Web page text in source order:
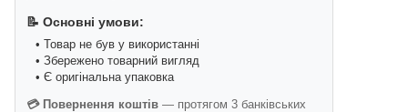
📝 Основні умови:
• Товар не був у використанні
• Збережено товарний вигляд
• Є оригінальна упаковка
💳 Повернення коштів — протягом 3 банківських